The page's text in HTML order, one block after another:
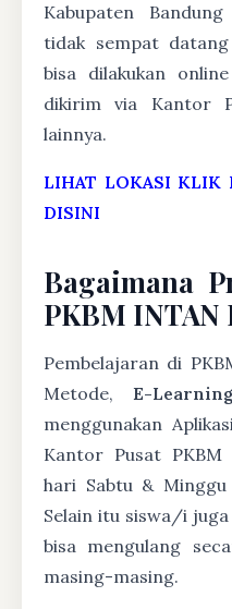
Kabupaten
tidak sempat
bisa dilakukan
dikirim via Kantor
lainnya.
LIHAT LOKASI KLIK
DISINI
Bagaimana
PKBM INTAN
Pembelajaran di
Metode,E-
menggunakan
Kantor Pusat PKBM
hari Sabtu & Minggu
Selain itu siswa/i
bisa mengulang
masing-masing.